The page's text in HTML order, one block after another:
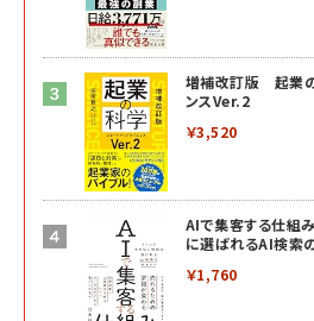
増補改訂版 起業の
ンスVer.2
￥3,520
AIで集客する仕組
に選ばれるAI検索
￥1,760